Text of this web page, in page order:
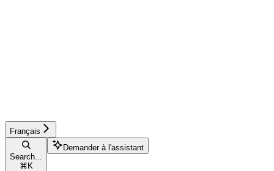
Français
Search...
⌘ K
Demander à l'assistant